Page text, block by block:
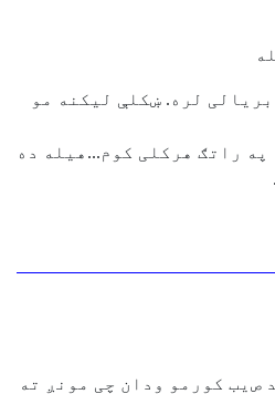
لره. ښکلې لیکنه مو
راتګ هرکلی کوم...هیله ده
ﺹیب کورمو ودان چی مونږ ته